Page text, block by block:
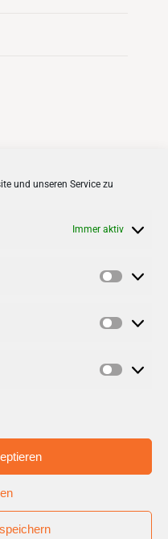
und unseren Service zu
Immer aktiv
+ Handel City- und
/ Aufgabenträger BID